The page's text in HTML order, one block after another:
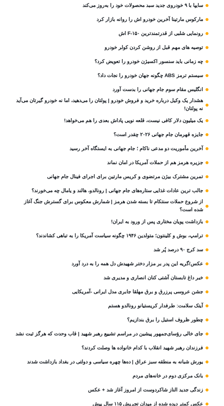
سایپا با ۹ خودروی جدید سبد محصولات خود را به‌روز می‌کند
مارکوس مارتینا آخرین خودرو اش را روانه بازار کرد
رونمایی شلبی از قدرتمندترین F-۱۵۰ اش
توصیه های مهم قبل از روشن کردن کولر خودرو
چه زمانی باید سنسور اکسیژن خودرو را تعویض کرد؟
سیستم ترمز ABS چگونه جهان خودرو را نجات داد؟
انگلیس مقام سوم جام‌ جهانی را بدست آورد
هشدار یک وکیل درباره خرید و فروش خودرو | پولتان را می‌دهید، اما نه خودرو گیرتان می‌آید
نه پولتان!
یک میلیون دلار کافی نیست، قلعه‌ نویی پاداش بعدی را هم می‌خواهد!
جایزه قهرمان جام جهانی ۲۰۲۶ چقدر است؟
آخرین مأموریت دو مدعی ناکام ؛ جام جهانی به ایستگاه آخر رسید
جزیره هرمز هم از حملات آمریکا در امان نماند
تمرین مشترک بیژن مرتضوی و کریس مارتین برای اجرای فینال جام جهانی
جالب ترین عادات غذایی ستاره‌های جام جهانی | رونالدو، هالند و یامال چه می‌خورند؟
از شروع حملات سنتکام تا بسته شدن هرمز | شمارش معکوس برای گسترش جنگ آغاز
شده است؟
بازداشت پویان مختاری پس از ورود به ایران!
ترامپ، بوش و کلینتون؛ متولدین ۱۹۴۶ چگونه سیاست آمریکا را به تباهی کشاندند؟
سد کرج ۹۰ درصد پُر شد
عکس/گریه این پدر بر مزار دختر شهیدش دل همه را به درد آورد
خبر داغ تابستان آشتی کنان انصاری و مدیری شد
جشن عروسی پرزرق و برق مهلقا جابری مدل ایرانی -آمریکایی
آیتک سلامت: طرفدار کریستیانو رونالدو هستم
چطور ظروف استیل را برق بندازیم؟
جای خالی رؤسای‌جمهور پیشین در مراسم تشییع رهبر شهید | قاب وحدت که هرگز ثبت نشد
فرزندان رهبر شهید انقلاب با کدام خانواده ها وصلت کردند؟
یورش شبانه به منطقه سبز عراق | ده‌ها چهره سیاسی و دولتی در بغداد بازداشت شدند
بانک مرکزی دوم در خانه‌های مردم
زندگی جدید الناز شاکردوست از امروز آغاز شد + عکس
عکس کمتر دیده شده از میدان تجریش ۱۱۵ سال پیش